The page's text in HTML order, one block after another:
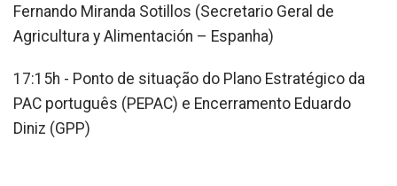
Fernando Miranda Sotillos (Secretario Geral de
Agricultura y Alimentación – Espanha)
17:15h - Ponto de situação do Plano Estratégico da
PAC português (PEPAC) e Encerramento Eduardo
Diniz (GPP)